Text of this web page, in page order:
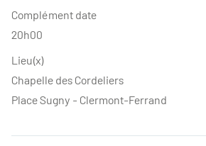
Complément date
20h00
Lieu(x)
Chapelle des Cordeliers
Place Sugny - Clermont-Ferrand